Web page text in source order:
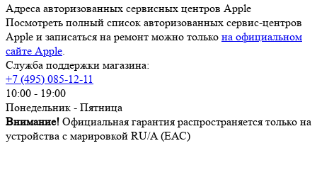
Адреса авторизованных сервисных центров Apple
Посмотреть полный список авторизованных сервис-центров
Apple и записаться на ремонт можно только на официальном
сайте Apple.
Служба поддержки магазина:
+7 (495) 085-12-11
10:00 - 19:00
Понедельник - Пятница
Внимание! Официальная гарантия распространяется только на
устройства с марировкой RU/A (ЕАС)